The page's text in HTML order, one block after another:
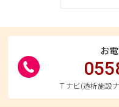
お
Ｔナビ(透析施設